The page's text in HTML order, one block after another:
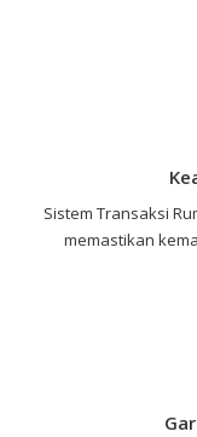
Sistem Transaksi
memastikan